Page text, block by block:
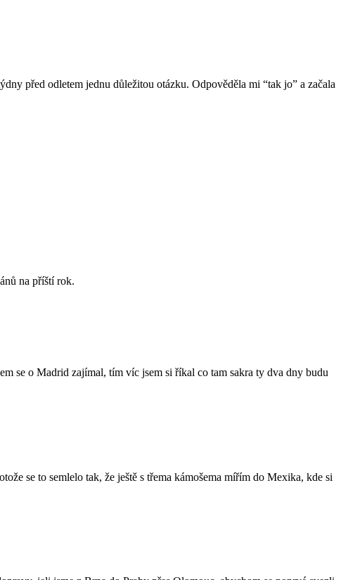
před odletem jednu důležitou otázku. Odpověděla mi “tak jo” a začala
na příští rok.
se o Madrid zajímal, tím víc jsem si říkal co tam sakra ty dva dny budu
se to semlelo tak, že ještě s třema kámošema mířím do Mexika, kde si